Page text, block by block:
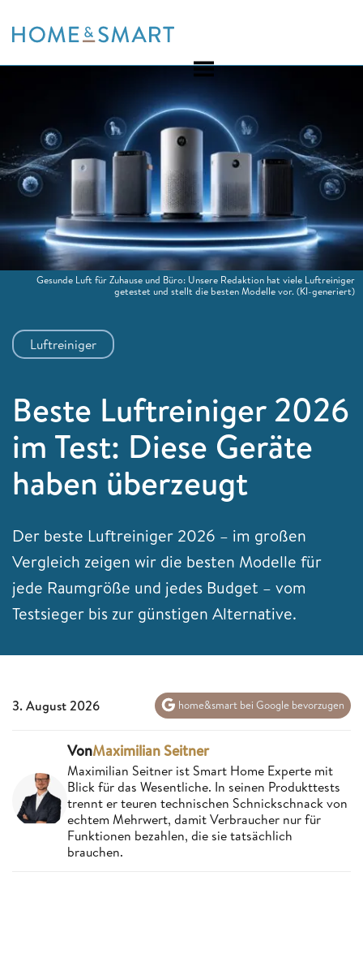
to
Luftreiniger
Beste Luftreiniger 2026
im Test: Diese Geräte
haben überzeugt
Der beste Luftreiniger 2026 – im großen
Vergleich zeigen wir die besten Modelle für
jede Raumgröße und jedes Budget – vom
Testsieger bis zur günstigen Alternative.
Gesunde Luft für Zuhause und Büro: Unsere Redaktion hat viele Luftreiniger
getestet und stellt die besten Modelle vor.(KI-generiert)
3. August 2026 home&smart bei Google bevorzugen
VonMaximilian Seitner
Maximilian Seitner ist Smart Home Experte mit
Blick für das Wesentliche. In seinen Produkttests
trennt er teuren technischen Schnickschnack von
echtem Mehrwert, damit Verbraucher nur für
Funktionen bezahlen, die sie tatsächlich
brauchen.